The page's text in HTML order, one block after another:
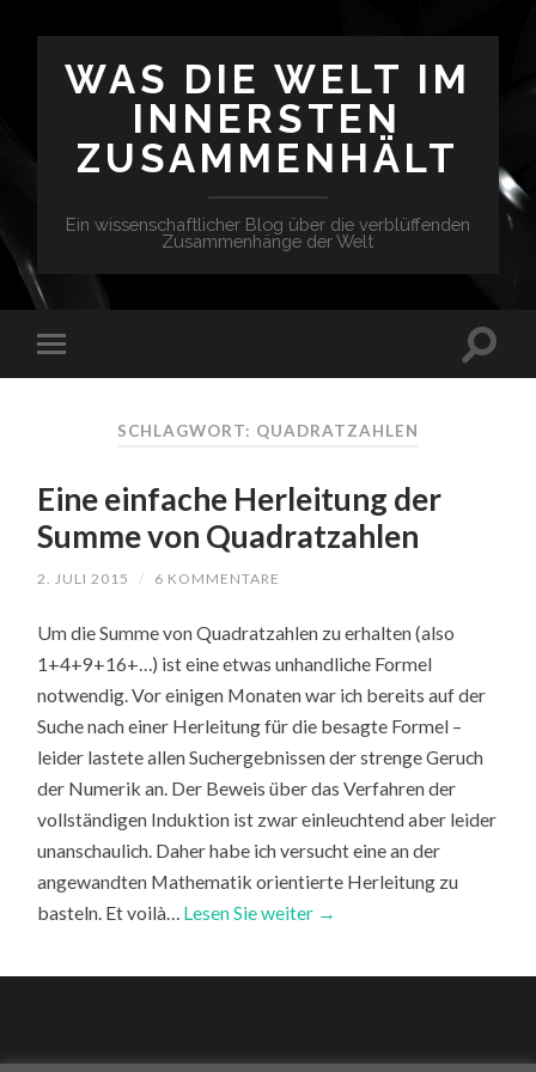
WAS DIE WELT IM
INNERSTEN
ZUSAMMENHÄLT
Ein wissenschaftlicher Blog über die verblüffenden
Zusammenhänge der Welt
SCHLAGWORT: QUADRATZAHLEN
Eine einfache Herleitung der
Summe von Quadratzahlen
2. JULI 2015 / 6 KOMMENTARE
Um die Summe von Quadratzahlen zu erhalten (also
1+4+9+16+…) ist eine etwas unhandliche Formel
notwendig. Vor einigen Monaten war ich bereits auf der
Suche nach einer Herleitung für die besagte Formel –
leider lastete allen Suchergebnissen der strenge Geruch
der Numerik an. Der Beweis über das Verfahren der
vollständigen Induktion ist zwar einleuchtend aber leider
unanschaulich. Daher habe ich versucht eine an der
angewandten Mathematik orientierte Herleitung zu
basteln. Et voilà… Lesen Sie weiter →